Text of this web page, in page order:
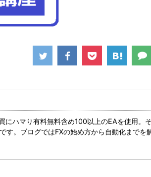
にハマり有料無料含め100以上のEAを使用。
す。ブログではFXの始め方から自動化まで